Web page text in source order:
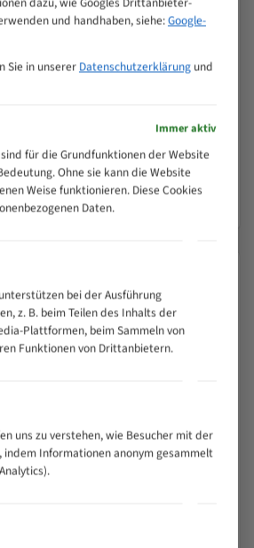
[mm]
Hersteller aus oder "Alle Hersteller",
& Herstellerangaben
(GPSR, Verordnung
und handhaben, siehe:Google-
Sie in unserer Datenschutzerklärungund
Immer aktiv
für die Grundfunktionen der Website
Ohne sie kann die Website
Weise funktionieren. Diese Cookies
Daten.
bei der Ausführung
z. B. beim Teilen des Inhalts der
Plattformen, beim Sammeln von
Funktionen von Drittanbietern.
uns zu verstehen, wie Besucher mit der
Informationen anonym gesammelt